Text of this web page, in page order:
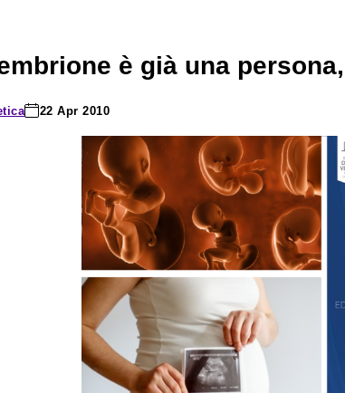
è già una
22 Apr 2010